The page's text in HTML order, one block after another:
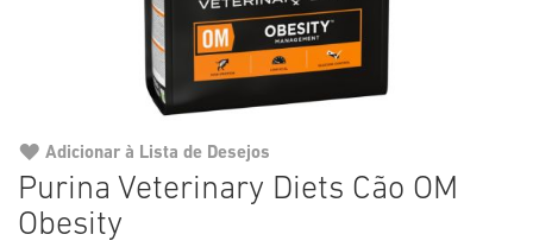
Purina Veterinary Diets Cão OM
Obesity
Adicionar à Lista de Desejos
para